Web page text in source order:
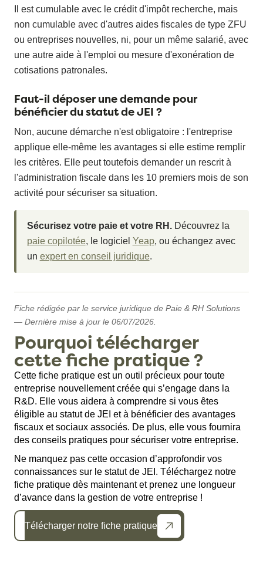
Il est cumulable avec le crédit d'impôt recherche, mais
non cumulable avec d'autres aides fiscales de type ZFU
ou entreprises nouvelles, ni, pour un même salarié, avec
une autre aide à l'emploi ou mesure d'exonération de
cotisations patronales.
Faut-il déposer une demande pour
bénéficier du statut de JEI ?
Non, aucune démarche n'est obligatoire : l'entreprise
applique elle-même les avantages si elle estime remplir
les critères. Elle peut toutefois demander un rescrit à
l'administration fiscale dans les 10 premiers mois de son
activité pour sécuriser sa situation.
Sécurisez votre paie et votre RH.Découvrez la
paie copilotée, le logiciel Yeap, ou échangez avec
un expert en conseil juridique.
Fiche rédigée par le service juridique de Paie & RH Solutions
— Dernière mise à jour le 06/07/2026.
Pourquoi télécharger
cette fiche pratique ?
Cette fiche pratique est un outil précieux pour toute
entreprise nouvellement créée qui s’engage dans la
R&D. Elle vous aidera à comprendre si vous êtes
éligible au statut de JEI et à bénéficier des avantages
fiscaux et sociaux associés. De plus, elle vous fournira
des conseils pratiques pour sécuriser votre entreprise.
Ne manquez pas cette occasion d’approfondir vos
connaissances sur le statut de JEI. Téléchargez notre
fiche pratique dès maintenant et prenez une longueur
d’avance dans la gestion de votre entreprise !
Télécharger notre fiche pratique